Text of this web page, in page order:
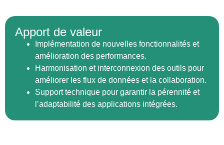
Apport de valeur
Implémentation de nouvelles fonctionnalités et
amélioration des performances.
Harmonisation et interconnexion des outils pour
améliorer les flux de données et la collaboration.
Support technique pour garantir la pérennité et
l’adaptabilité des applications intégrées.